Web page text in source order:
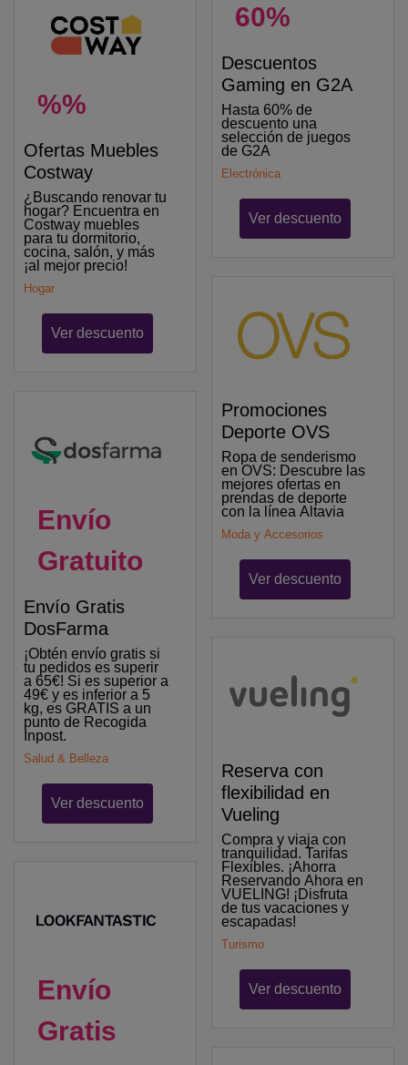
%%
Ofertas Muebles
Costway
¿Buscando renovar tu
hogar? Encuentra en
Costway muebles
para tu dormitorio,
cocina, salón, y más
¡al mejor precio!
Hogar
Ver descuento
Envío
Gratuito
Envío Gratis
DosFarma
¡Obtén envío gratis si
tu pedidos es superir
a 65€! Si es superior a
49€ y es inferior a 5
kg, es GRATIS a un
punto de Recogida
Inpost.
Salud & Belleza
Ver descuento
Envío
Gratis
60%
Descuentos
Gaming en G2A
Hasta 60% de
descuento una
selección de juegos
de G2A
Electrónica
Ver descuento
Promociones
Deporte OVS
Ropa de senderismo
en OVS: Descubre las
mejores ofertas en
prendas de deporte
con la línea Altavia
Moda y Accesorios
Ver descuento
Reserva con
flexibilidad en
Vueling
Compra y viaja con
tranquilidad. Tarifas
Flexibles. ¡Ahorra
Reservando Ahora en
VUELING! ¡Disfruta
de tus vacaciones y
escapadas!
Turismo
Ver descuento